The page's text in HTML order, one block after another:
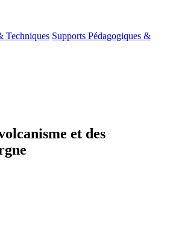
Techniques Supports Pédagogiques &
et des